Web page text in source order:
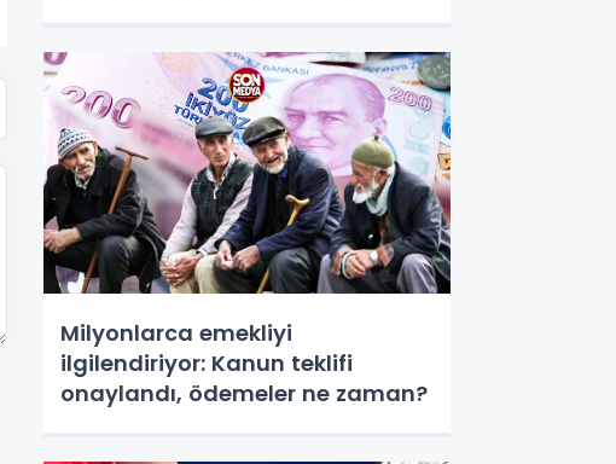
Milyonlarca emekliyi
ilgilendiriyor: Kanun teklifi
onaylandı, ödemeler ne zaman?